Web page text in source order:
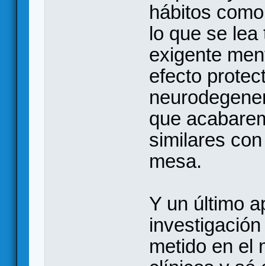
hábitos
lo que se
exigente
efecto
que
similares
mesa.
Y un último
metido en el